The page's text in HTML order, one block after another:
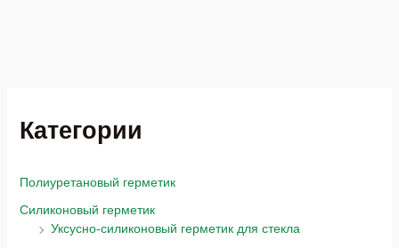
Категории
Полиуретановый герметик
Силиконовый герметик
Уксусно-силиконовый герметик для стекла